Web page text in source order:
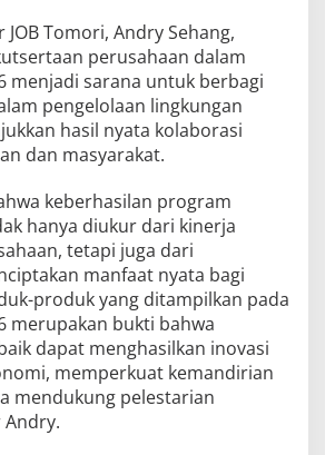
Tomori, Andry Sehang,
perusahaan dalam
menjadi sarana untuk berbagi
pengelolaan lingkungan
hasil nyata kolaborasi
dan masyarakat.
keberhasilan program
hanya diukur dari kinerja
tetapi juga dari
manfaat nyata bagi
produk yang ditampilkan pada
merupakan bukti bahwa
dapat menghasilkan inovasi
memperkuat kemandirian
mendukung pelestarian
Andry.